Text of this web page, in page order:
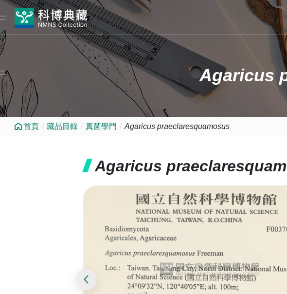
跳到中央內容區塊
:::
Agaricus
:::
首頁 藏品目錄 真菌學門 Agaricus praeclaresquamosus
Agaricus